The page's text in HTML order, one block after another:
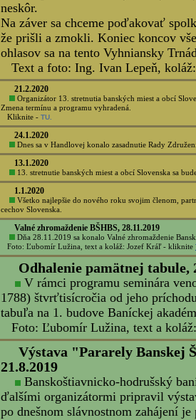
17.7.2020
14. Valné zhromaždenie
konalo 16.7.2020 v kine Akademik
bola voľba nových orgánov
Spoločná fotografia účastníkov
koláž: Jozef Kráľ, foto: Lubomír
AKTUALIZOVANÉ: 3.7.2020
24. stretnutie banských miest a obcí Českej
14.6.2020
Občianske združenie Eisenbach
jedenástykrát tradičnú banícku
súvislosti s ochorením COVID-19
ako prvý v okolí rozhodli
vychádzal na meno Anton a okrem
ktorý bol týždeň predtým, nám
prívaly vody sme nečakali. Ale kde
konala pod novým prístreškom.
bohoslužbu aj za takýchto
za starých čias umocňoval fakt, že
honorácie baníctva z blízkeho okolia
cechov Slovenska Ing. Erik
Ivan Lepeň. Premiéra dychovej
neskôr.
Na záver sa chceme poďakovať
že prišli a zmokli. Koniec koncov
ohlasov sa na tento Vyhniansky
Text a foto: Ing. Ivan Lepeň,